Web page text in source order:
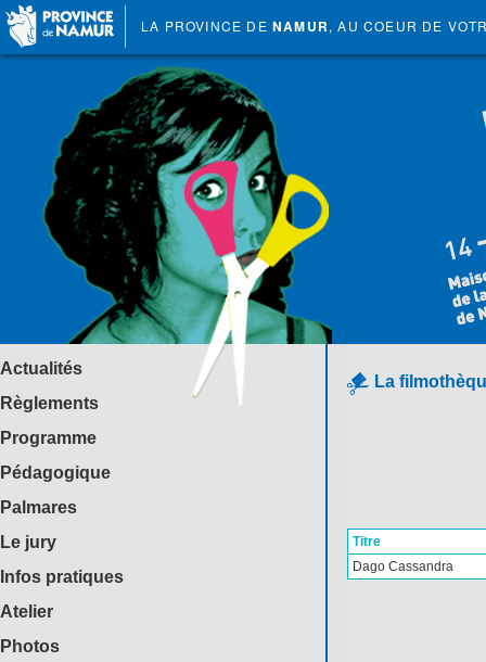
LA PROVINCE DE NAMUR, AU COEUR DE
Actualités
Règlements
Programme
Pédagogique
Palmares
Le jury
Infos pratiques
Atelier
Photos
La
Titre
Dago Cassandra